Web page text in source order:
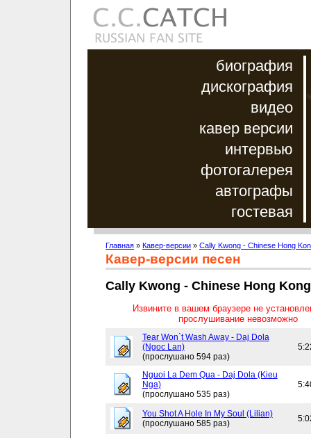
биография
дискография
видео
кавер версии
интервью
фотогалерея
автографы
гостевая
Главная » Кавер-версии » Cally Kwong - Chinese Hong
Кавер-версии песен
Cally Kwong - Chinese Hong
Извините в вашем браузере не
прослушивание невозможно
Tear Won`t Wash Away - Daj Dola
(Ngoc Lan)
(прослушано 594 раз)
Nguoi La Dem Qua - Daj Dola (Kieu
Nga)
(прослушано 535 раз)
You Shot A Hole In My Soul (Lilian)
(прослушано 585 раз)